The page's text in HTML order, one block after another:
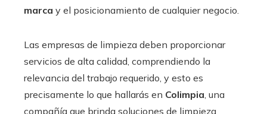
marca y el posicionamiento de cualquier negocio.
Las empresas de limpieza deben proporcionar
servicios de alta calidad, comprendiendo la
relevancia del trabajo requerido, y esto es
precisamente lo que hallarás en Colimpia , una
compañía que brinda soluciones de limpieza